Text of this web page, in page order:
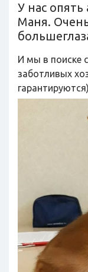
У нас
Маня.
И мы в поиске
заботливых